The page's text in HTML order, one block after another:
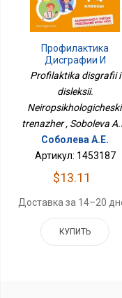
Профилактика
Дисграфии И
Дислексии.
Тренажёр
Profilaktika disgrafii i
disleksii.
trenazher , Soboleva
Соболева А.Е.
Артикул: 1453187
$13.11
Доставка за 14–20
КУПИТЬ